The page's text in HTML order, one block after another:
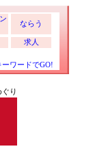
ならう
求人
ーワードでGO!
り